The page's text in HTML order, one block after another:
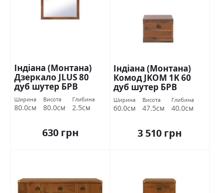
Індіана (Монтана)
Дзеркало JLUS 80
дуб шутер БРВ
Україна
Ширина
80.0см
Висота
80.0см
Глибина
2.5см
630 грн
Індіана (Монтана)
Комод JKOM 1K 60
дуб шутер БРВ
Україна
Ширина
60.0см
Висота
47.5см
Глибина
40.0см
3 510 грн